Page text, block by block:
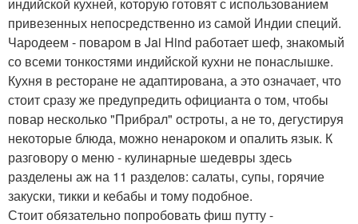
привезенных непосредственно из самой Индии специй.
Чародеем - поваром в Jai Hind работает шеф, знакомый
со всеми тонкостями индийской кухни не понаслышке.
Кухня в ресторане не адаптирована, а это означает, что
стоит сразу же предупредить официанта о том, чтобы
повар несколько "Прибрал" остроты, а не то, дегустируя
некоторые блюда, можно ненароком и опалить язык. К
разговору о меню - кулинарные шедевры здесь
разделены аж на 11 разделов: салаты, супы, горячие
закуски, тикки и кебабы и тому подобное.
Стоит обязательно попробовать фиш путту -